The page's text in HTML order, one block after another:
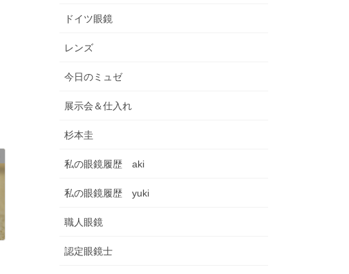
ドイツ眼鏡
レンズ
今日のミュゼ
展示会＆仕入れ
杉本圭
私の眼鏡履歴 aki
私の眼鏡履歴 yuki
職人眼鏡
認定眼鏡士